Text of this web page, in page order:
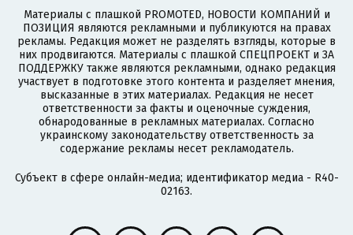
Материалы с плашкой PROMOTED, НОВОСТИ КОМПАНИЙ и
ПОЗИЦИЯ являются рекламными и публикуются на правах
рекламы. Редакция может не разделять взгляды, которые в
них продвигаются. Материалы с плашкой СПЕЦПРОЕКТ и ЗА
ПОДДЕРЖКУ также являются рекламными, однако редакция
участвует в подготовке этого контента и разделяет мнения,
высказанные в этих материалах. Редакция не несет
ответственности за факты и оценочные суждения,
обнародованные в рекламных материалах. Согласно
украинскому законодательству ответственность за
содержание рекламы несет рекламодатель.
Субъект в сфере онлайн-медиа; идентификатор медиа - R40-
02163.